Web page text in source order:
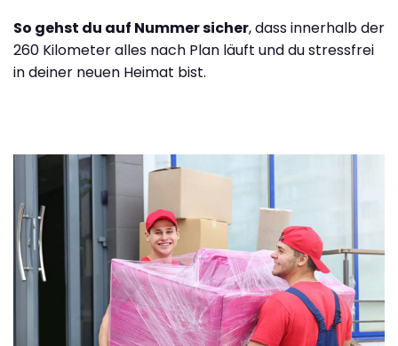
So gehst du auf Nummer sicher, dass innerhalb der
260 Kilometer alles nach Plan läuft und du stressfrei
in deiner neuen Heimat bist.